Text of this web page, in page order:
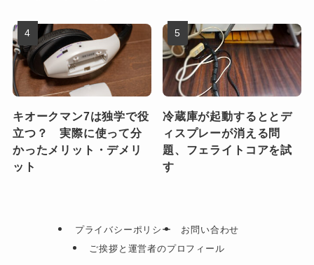
キオークマン7は独学で役
立つ？ 実際に使って分
かったメリット・デメリ
ット
冷蔵庫が起動するととデ
ィスプレーが消える問
題、フェライトコアを試
す
プライバシーポリシー
お問い合わせ
ご挨拶と運営者のプロフィール